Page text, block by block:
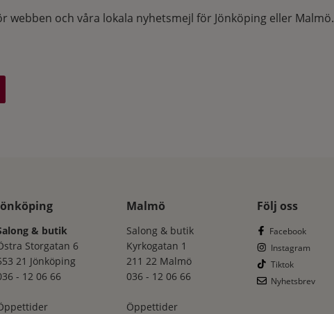
och våra lokala nyhetsmejl för Jönköping eller Malmö.
& butik
Storgatan 6
21 Jönköping
- 12 06 66
Malmö
Salong & butik
Kyrkogatan 1
211 22 Malmö
036 - 12 06 66
Öppettider
Följ oss
Facebook
Instagram
Tiktok
Nyhetsbrev